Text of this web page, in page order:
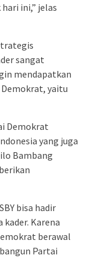
ini,” jelas
sangat
mendapatkan
yaitu
Demokrat
yang juga
Bambang
bisa hadir
Karena
berawal
Partai